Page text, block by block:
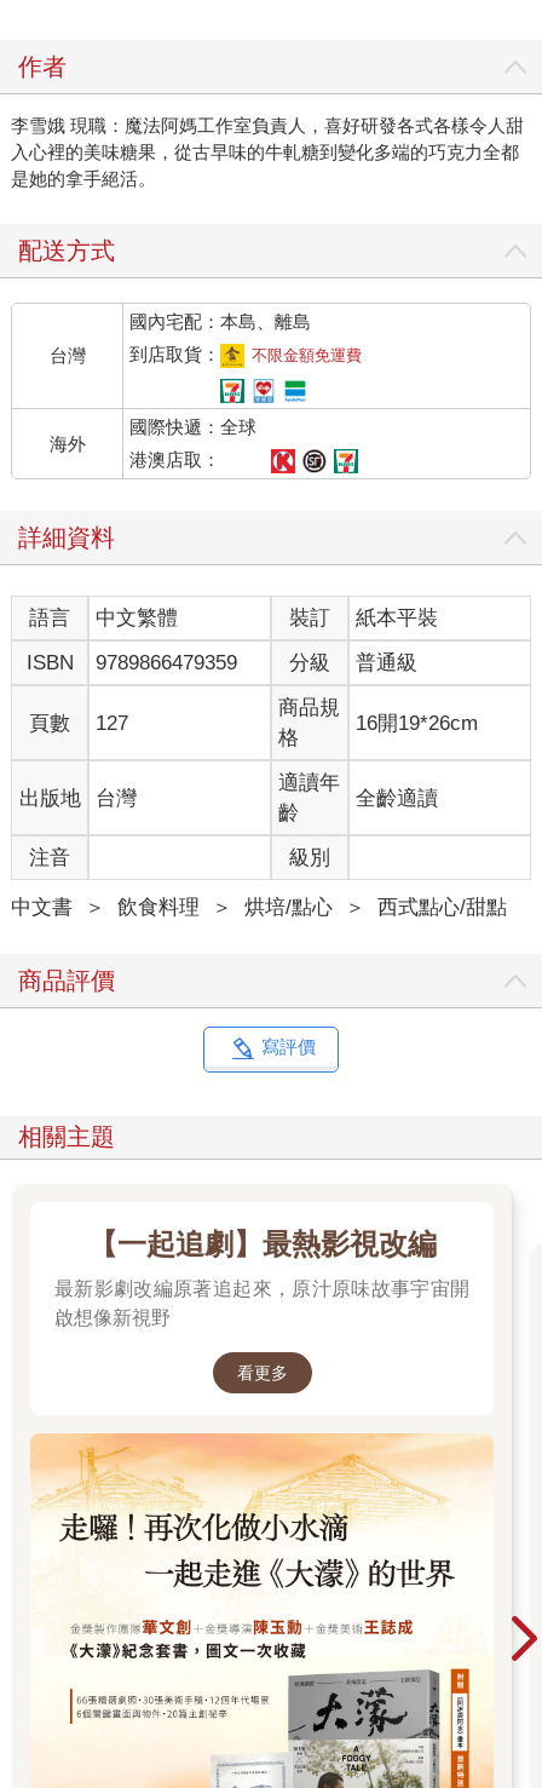
作者
李雪娥 現職：魔法阿媽工作室負責人，喜好研發各式各樣令人甜
入心裡的美味糖果，從古早味的牛軋糖到變化多端的巧克力全都
是她的拿手絕活。
配送方式
台灣
國內宅配：本島、離島
到店取貨：
不限金額免運費
海外
國際快遞：全球
港澳店取：
詳細資料
語言 中文繁體 裝訂
紙本平裝
ISBN
9789866479359 分級 普通級
頁數 127
商品規
格
16開19*26cm
出版地 台灣
適讀年
齡
全齡適讀
注音 級別
中文書 ＞ 飲食料理 ＞ 烘培/點心 ＞ 西式點心/甜點
商品評價
寫評價
相關主題
【一起追劇】最熱影視改編
最新影劇改編原著追起來，原汁原味故事宇宙開
啟想像新視野
看更多